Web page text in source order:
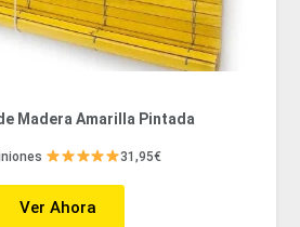
Madera Amarilla Pintada
31,95€
Ver Ahora